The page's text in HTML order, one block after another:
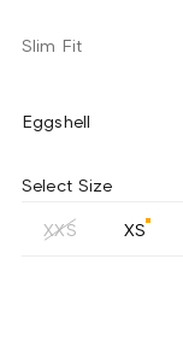
Slim Fit
Eggshell
Select Size
XXS XS